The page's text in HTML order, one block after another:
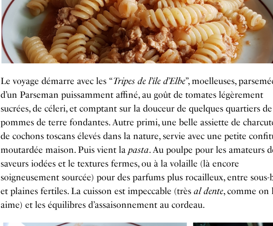
Le voyage démarre avec les “Tripes de l’île d’Elbe”, moelleuses,
d’un Parseman puissamment affiné, au goût de tomates légèrement
sucrées, de céleri, et comptant sur la douceur de quelques quartiers de
pommes de terre fondantes. Autre primi, une belle assiette de
de cochons toscans élevés dans la nature, servie avec une petite
moutardée maison. Puis vient la pasta. Au poulpe pour les amateurs
saveurs iodées et le textures fermes, ou à la volaille (là encore
soigneusement sourcée) pour des parfums plus rocailleux, entre sous-
et plaines fertiles. La cuisson est impeccable (très al dente, comme on
aime) et les équilibres d’assaisonnement au cordeau.